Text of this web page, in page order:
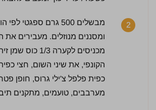
2
מבשלים 500 גרם ספגטי
ומסננים מנוזלים. מעבירים
מכניסים לקערה 1/3
הקונפי, את שיני השום, חצי
כפית פלפל צ'ילי גרוס, חופן
מערבבים, טועמים, מתקנים